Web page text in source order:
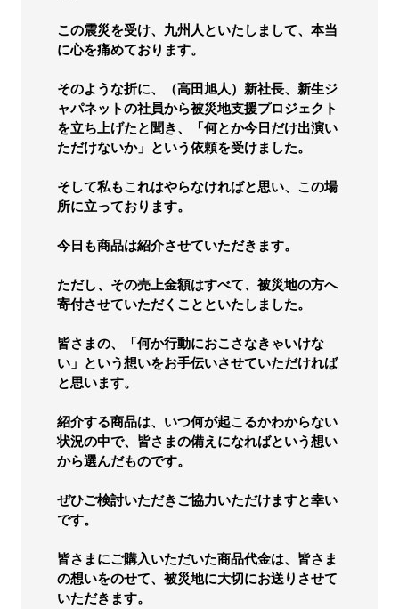
この震災を受け、九州人といたしまして、本当
に心を痛めております。
そのような折に、（高田旭人）新社長、新生ジ
ャパネットの社員から被災地支援プロジェクト
を立ち上げたと聞き、「何とか今日だけ出演い
ただけないか」という依頼を受けました。
そして私もこれはやらなければと思い、この場
所に立っております。
今日も商品は紹介させていただきます。
ただし、その売上金額はすべて、被災地の方へ
寄付させていただくことといたしました。
皆さまの、「何か行動におこさなきゃいけな
い」という想いをお手伝いさせていただければ
と思います。
紹介する商品は、いつ何が起こるかわからない
状況の中で、皆さまの備えになればという想い
から選んだものです。
ぜひご検討いただきご協力いただけますと幸い
です。
皆さまにご購入いただいた商品代金は、皆さま
の想いをのせて、被災地に大切にお送りさせて
いただきます。